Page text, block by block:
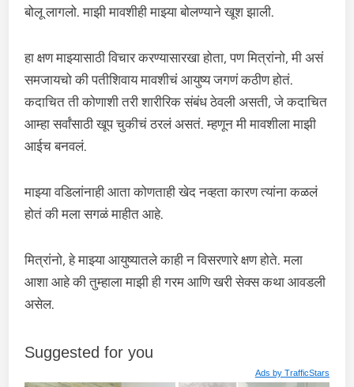
बोलू लागलो. माझी मावशीही माझ्या बोलण्याने खूश झाली.
हा क्षण माझ्यासाठी विचार करण्यासारखा होता, पण मित्रांनो, मी असं
समजायचो की पतीशिवाय मावशीचं आयुष्य जगणं कठीण होतं.
कदाचित ती कोणाशी तरी शारीरिक संबंध ठेवली असती, जे कदाचित
आम्हा सर्वांसाठी खूप चुकीचं ठरलं असतं. म्हणून मी मावशीला माझी
आईच बनवलं.
माझ्या वडिलांनाही आता कोणताही खेद नव्हता कारण त्यांना कळलं
होतं की मला सगळं माहीत आहे.
मित्रांनो, हे माझ्या आयुष्यातले काही न विसरणारे क्षण होते. मला
आशा आहे की तुम्हाला माझी ही गरम आणि खरी सेक्स कथा आवडली
असेल.
Suggested for you
Ads by TrafficStars